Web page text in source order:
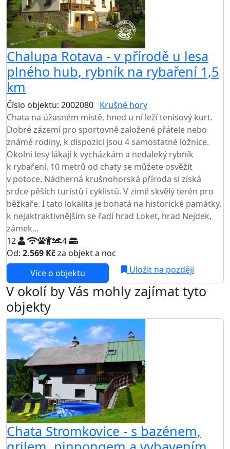
Chalupa Rotava - v přírodě u lesa
plného hub, rybník na rybaření 1,5
km
Číslo objektu: 2002080 Krušné hory
Chata na úžasném místě, hned u ní leží tenisový kurt.
Dobré zázemí pro sportovně založené přátele nebo
známé rodiny, k dispozici jsou 4 samostatné ložnice.
Okolní lesy lákají k vycházkám a nedaleký rybník
k rybaření. 10 metrů od chaty se můžete osvěžit
v potoce. Nádherná krušnohorská příroda si získá
srdce pěších turistů i cyklistů. V zimě skvělý terén pro
běžkaře. I tato lokalita je bohatá na historické památky,
k nejaktraktivnějším se řadí hrad Loket, hrad Nejdek,
zámek...
12
4
Od: 2.569 Kčza objekt a noc
Více o objektu
Uložit na později
V okolí by Vás mohly zajímat tyto
objekty
Chata Stromkovice - s bazénem,